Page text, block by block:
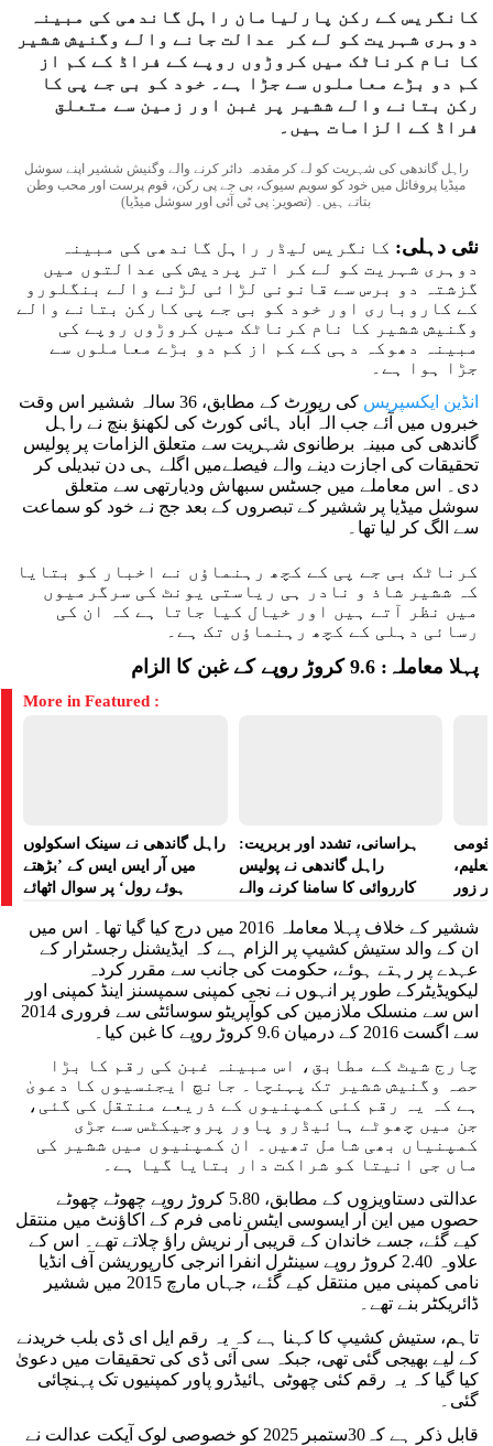
کانگریس کے رکن پارلیامان راہل گاندھی کی مبینہ
دوہری شہریت کو لے کر عدالت جانے والے وگنیش ششیر
کا نام کرناٹک میں کروڑوں روپے کے فراڈ کے کم از
کم دو بڑے معاملوں سے جڑا ہے۔ خود کو بی جے پی کا
رکن بتانے والے ششیر پر غبن اور زمین سے متعلق
فراڈ کے الزامات ہیں۔
راہل گاندھی کی شہریت کو لے کر مقدمہ دائر کرنے والے وگنیش ششیر اپنے سوشل
میڈیا پروفائل میں خود کو سویم سیوک، بی جے پی رکن، قوم پرست اور محب وطن
بتاتے ہیں۔ (تصویر: پی ٹی آئی اور سوشل میڈیا)
نئی دہلی: کانگریس لیڈر راہل گاندھی کی مبینہ
دوہری شہریت کو لے کر اتر پردیش کی عدالتوں میں
گزشتہ دو برس سے قانونی لڑائی لڑنے والے بنگلورو
کے کاروباری اور خود کو بی جے پی کارکن بتانے والے
وگنیش ششیر کا نام کرناٹک میں کروڑوں روپے کی
مبینہ دھوکہ دہی کے کم از کم دو بڑے معاملوں سے
جڑا ہوا ہے۔
انڈین ایکسپریس
کی رپورٹ کے مطابق، 36 سالہ ششیر اس وقت
خبروں میں آئے جب الہ آباد ہائی کورٹ کی لکھنؤ بنچ نے راہل
گاندھی کی مبینہ برطانوی شہریت سے متعلق الزامات پر پولیس
تحقیقات کی اجازت دینے والے فیصلےمیں اگلے ہی دن تبدیلی کر
دی۔ اس معاملے میں جسٹس سبھاش ودیارتھی سے متعلق
سوشل میڈیا پر ششیر کے تبصروں کے بعد جج نے خود کو سماعت
سے الگ کر لیا تھا۔
کرناٹک بی جے پی کے کچھ رہنماؤں نے اخبار کو بتایا
کہ ششیر شاذ و نادر ہی ریاستی یونٹ کی سرگرمیوں
میں نظر آتے ہیں اور خیال کیا جاتا ہے کہ ان کی
رسائی دہلی کے کچھ رہنماؤں تک ہے۔
پہلا معاملہ: 9.6 کروڑ روپے کے غبن کا الزام
More in Featured :
راہل گاندھی نے سینک اسکولوں
میں آر ایس ایس کے ’بڑھتے
ہوئے رول‘ پر سوال اٹھائے
ہراسانی، تشدد اور بربریت:
راہل گاندھی نے پولیس
کارروائی کا سامنا کرنے والے
قومی
زور
ششیر کے خلاف پہلا معاملہ 2016 میں درج کیا گیا تھا۔ اس میں
ان کے والد ستیش کشیپ پر الزام ہے کہ ایڈیشنل رجسٹرار کے
عہدے پر رہتے ہوئے، حکومت کی جانب سے مقرر کردہ
لیکویڈیٹرکے طور پر انہوں نے نجی کمپنی سمپسنز اینڈ کمپنی اور
اس سے منسلک ملازمین کی کوآپریٹو سوسائٹی سے فروری 2014
سے اگست 2016 کے درمیان 9.6 کروڑ روپے کا غبن کیا۔
چارج شیٹ کے مطابق، اس مبینہ غبن کی رقم کا بڑا
حصہ وگنیش ششیر تک پہنچا۔ جانچ ایجنسیوں کا دعویٰ
ہے کہ یہ رقم کئی کمپنیوں کے ذریعے منتقل کی گئی،
جن میں چھوٹے ہائیڈرو پاور پروجیکٹس سے جڑی
کمپنیاں بھی شامل تھیں۔ ان کمپنیوں میں ششیر کی
ماں جی انیتا کو شراکت دار بتایا گیا ہے۔
عدالتی دستاویزوں کے مطابق، 5.80 کروڑ روپے چھوٹے چھوٹے
حصوں میں این آر ایسوسی ایٹس نامی فرم کے اکاؤنٹ میں منتقل
کیے گئے، جسے خاندان کے قریبی آر نریش راؤ چلاتے تھے۔ اس کے
علاوہ 2.40 کروڑ روپے سینٹرل انفرا انرجی کارپوریشن آف انڈیا
نامی کمپنی میں منتقل کیے گئے، جہاں مارچ 2015 میں ششیر
ڈائریکٹر بنے تھے۔
تاہم، ستیش کشیپ کا کہنا ہے کہ یہ رقم ایل ای ڈی بلب خریدنے
کے لیے بھیجی گئی تھی، جبکہ سی آئی ڈی کی تحقیقات میں دعویٰ
کیا گیا کہ یہ رقم کئی چھوٹی ہائیڈرو پاور کمپنیوں تک پہنچائی
گئی۔
قابل ذکر ہے کہ30ستمبر 2025 کو خصوصی لوک آیکت عدالت نے